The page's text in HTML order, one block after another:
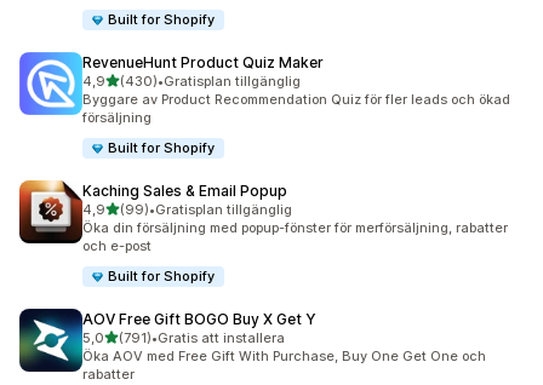
Built for Shopify
RevenueHunt Product Quiz Maker
4,9av 5 stjärnor
(430)
430 recensioner totalt
•Gratisplan tillgänglig
Byggare av Product Recommendation Quiz för fler leads och ökad
försäljning
Built for Shopify
Kaching Sales & Email Popup
4,9av 5 stjärnor
(99)
99 recensioner totalt
•Gratisplan tillgänglig
Öka din försäljning med popup-fönster för merförsäljning, rabatter
och e-post
Built for Shopify
AOV Free Gift BOGO Buy X Get Y
5,0av 5 stjärnor
(791)
791 recensioner totalt
•Gratis att installera
Öka AOV med Free Gift With Purchase, Buy One Get One och
rabatter